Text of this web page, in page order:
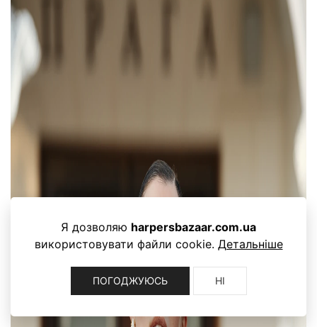
Я дозволяю harpersbazaar.com.ua
використовувати файли cookie. Детальніше
ПОГОДЖУЮСЬ НІ